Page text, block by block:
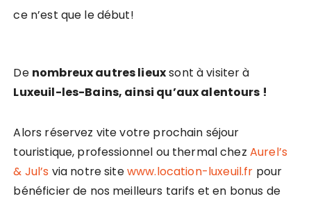
ce n’est que le début!
De nombreux autres lieuxsont à visiter à
Luxeuil-les-Bains, ainsi qu’aux alentours !
Alors réservez vite votre prochain séjour
touristique, professionnel ou thermal chez Aurel’s
& Jul’s via notre sitewww.location-luxeuil.fr pour
bénéficier de nos meilleurs tarifs et en bonus de